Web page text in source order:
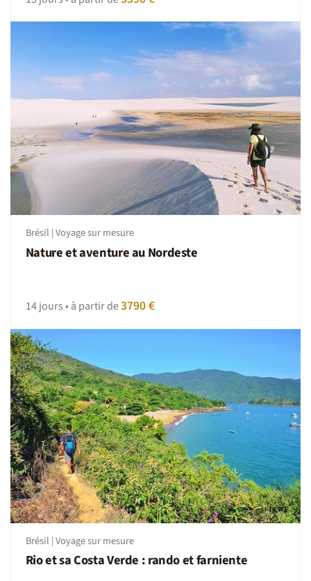
Brésil | Voyage sur mesure
Nature et aventure au Nordeste
14 jours • à partir de3790 €
Brésil | Voyage sur mesure
Rio et sa Costa Verde : rando et farniente